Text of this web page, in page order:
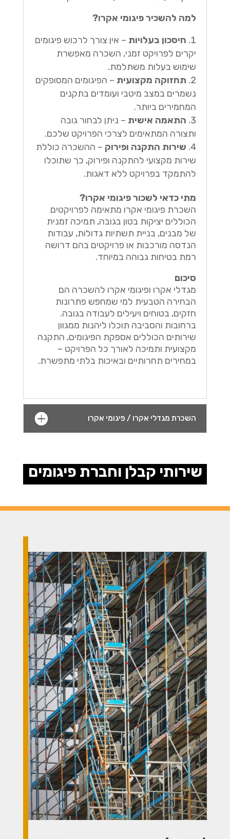
למה להשכיר פיגומי אקרו?
חיסכון בעלויות – אין צורך לרכוש פיגומים
יקרים לפרויקט זמני, השכרה מאפשרת
שימוש בעלות משתלמת.
תחזוקה מקצועית – הפיגומים המסופקים
נשמרים במצב מיטבי ועומדים בתקנים
המחמירים ביותר.
התאמה אישית – ניתן לבחור גובה
ותצורה המתאימים לצרכי הפרויקט שלכם.
שירות התקנה ופירוק – ההשכרה כוללת
שירות מקצועי להתקנה ופירוק, כך שתוכלו
להתמקד בפרויקט ללא דאגות.
מתי כדאי לשכור פיגומי אקרו?
השכרת פיגומי אקרו מתאימה לפרויקטים
הכוללים יציקות בטון בגובה, תמיכה זמנית
של מבנים, בניית תשתיות גדולות, עבודות
הנדסה מורכבות או פרויקטים בהם דרושה
רמת בטיחות גבוהה במיוחד.
סיכום
מגדלי אקרו ופיגומי אקרו להשכרה הם
הבחירה הטבעית למי שמחפש פתרונות
חזקים, בטוחים ויעילים לעבודה בגובה.
ברחובות והסביבה תוכלו ליהנות ממגוון
שירותים הכוללים אספקת הפיגומים, התקנה
מקצועית ותמיכה לאורך כל הפרויקט –
במחירים תחרותיים ובאיכות בלתי מתפשרת.
השכרת מגדלי אקרו / פיגומי אקרו
שירותי קבלן וחברת פיגומים